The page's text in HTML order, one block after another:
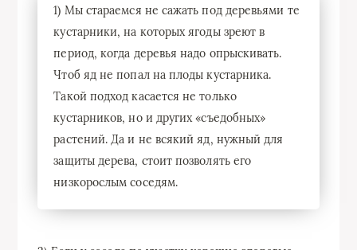
1) Мы стараемся не сажать под деревьями те
кустарники, на которых ягоды зреют в
период, когда деревья надо опрыскивать.
Чтоб яд не попал на плоды кустарника.
Такой подход касается не только
кустарников, но и других «съедобных»
растений. Да и не всякий яд, нужный для
защиты дерева, стоит позволять его
низкорослым соседям.